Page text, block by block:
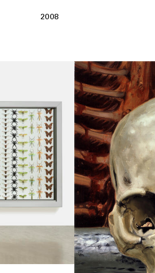
2008